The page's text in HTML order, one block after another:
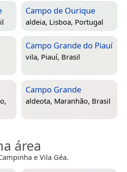
Campo de Ourique
aldeia, Lisboa, Portugal
Campo Grande do Piauí
vila, Piauí, Brasil
Campo Grande
aldeota, Maranhão, Brasil
área
e Vila Géa.